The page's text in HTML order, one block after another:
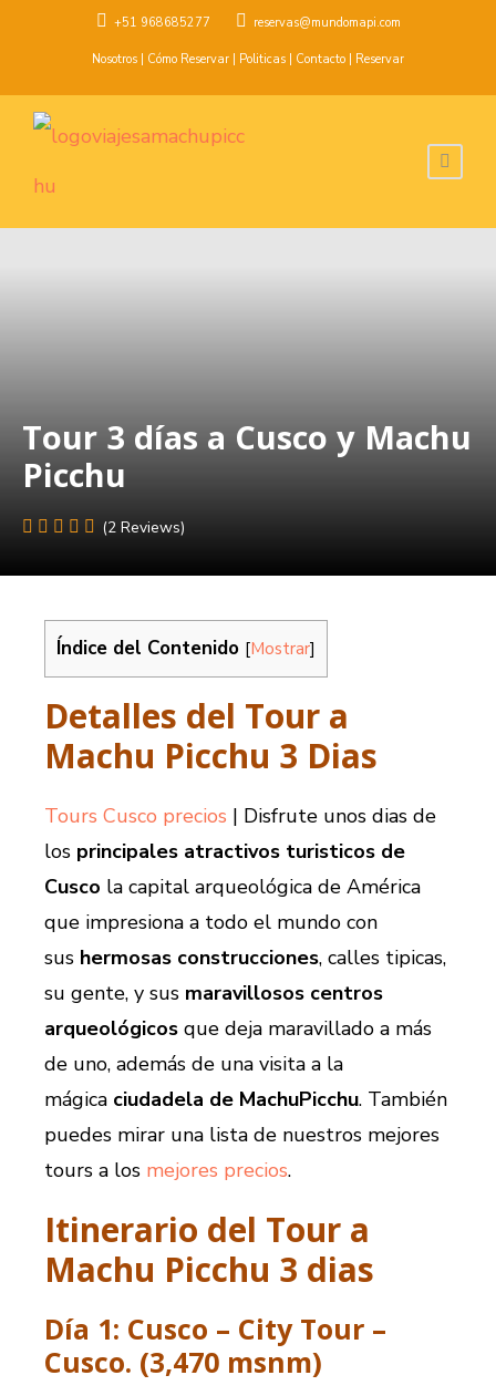
+51 968685277 reservas@mundomapi.com
Nosotros Cómo Reservar Politicas Contacto Reservar
Tour 3 días a Cusco y Machu
Picchu
(2 Reviews)
Índice del Contenido [Mostrar]
Detalles del Tour a
Machu Picchu 3 Dias
Tours Cusco precios | Disfrute unos dias de
los principales atractivos turisticos de
Cusco la capital arqueológica de América
que impresiona a todo el mundo con
sus hermosas construcciones, calles tipicas,
su gente, y sus maravillosos centros
arqueológicos que deja maravillado a más
de uno, además de una visita a la
mágica ciudadela de MachuPicchu. También
puedes mirar una lista de nuestros mejores
tours a los mejores precios.
Itinerario del Tour a
Machu Picchu 3 dias
Día 1: Cusco – City Tour –
Cusco. (3,470 msnm)